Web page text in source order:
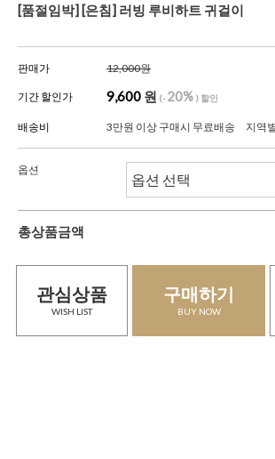
[품절임박] [은침] 러빙 루비하트 귀걸이
판매가 12,000원
기간 할인가 9,600 원 (-20% ) 할인
배송비 3만원 이상 구매시 무료배송 지역
옵션
총상품금액
관심상품
WISH LIST
구매하기
BUY NOW